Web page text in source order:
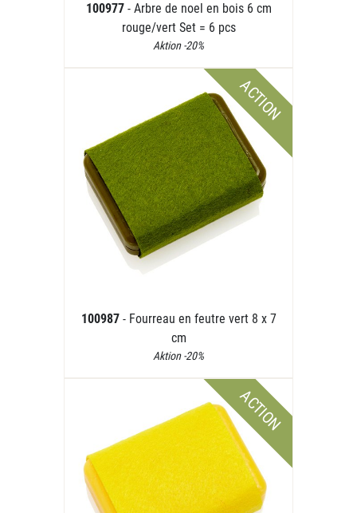
100977 - Arbre de noel en bois 6 cm
rouge/vert Set = 6 pcs
Aktion -20%
ACTION
100987 - Fourreau en feutre vert 8 x 7
cm
Aktion -20%
ACTION